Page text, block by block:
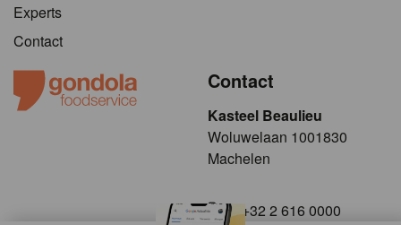
Experts
Contact
Contact
Kasteel Beaulieu
​​​Woluwelaan 1001830
Machelen
+32 2 616 0000